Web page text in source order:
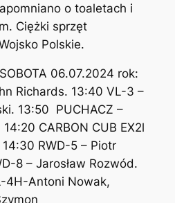
o toaletach i
Ciężki sprzęt
Polskie.
06.07.2024 rok:
Richards. 13:40 VL-3 –
13:50 PUCHACZ –
CARBON CUB EX2l
RWD-5 – Piotr
8 – Jarosław Rozwód.
4H-Antoni Nowak,